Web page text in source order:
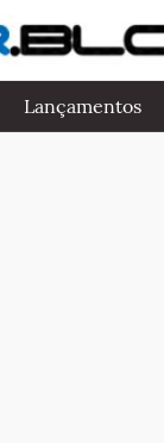
Lançamentos